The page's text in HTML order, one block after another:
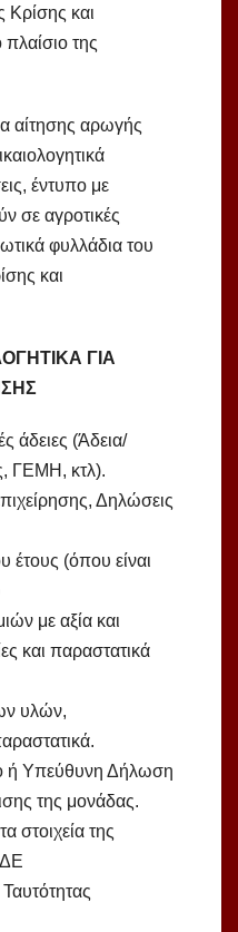
Κρίσης και
της
αίτησης αρωγής
έντυπο με
σε αγροτικές
φυλλάδια του
και
ΓΙΑ
άδειες (Άδεια/
ΓΕΜΗ, κτλ).
Δηλώσεις
(όπου είναι
με αξία και
και παραστατικά
υλών,
ή Υπεύθυνη Δήλωση
της μονάδας.
στοιχεία της